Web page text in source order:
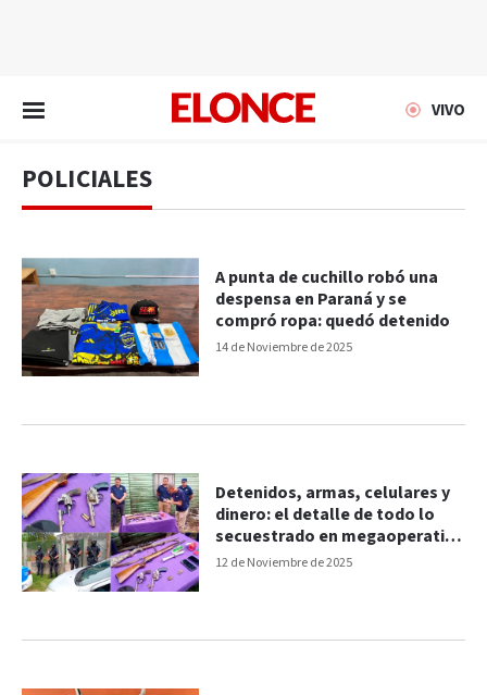
VIVO
POLICIALES
14 de Noviembre de 2025
A punta de cuchillo robó una
despensa en Paraná y se
compró ropa: quedó detenido
12 de Noviembre de 2025
Detenidos, armas, celulares y
dinero: el detalle de todo lo
secuestrado en megaoperativo
en Concordia